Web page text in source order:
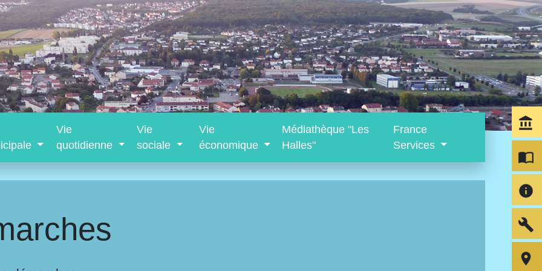
Vie
quotidienne
Vie
sociale
Vie
économique
Médiathèque "Les
Halles"
France
Services
account_balance
import_contacts
info
build
room